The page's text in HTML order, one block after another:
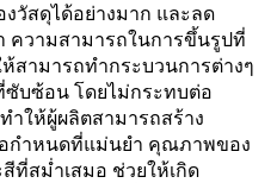
วัสดุได้อย่างมาก และลด
ความสามารถในการขึ้นรูปที่
สามารถทำกระบวนการต่างๆ
ซับซ้อน โดยไม่กระทบต่อ
ให้ผู้ผลิตสามารถสร้าง
ำหนดที่แม่นยำ คุณภาพของ
ที่สม่ำเสมอ ช่วยให้เกิด